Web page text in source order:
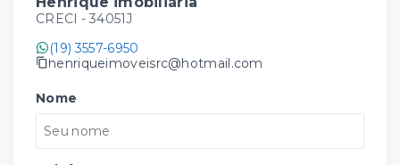
CRECI - 34051J
(19) 3557-6950
henriqueimoveisrc@hotmail.com
Nome